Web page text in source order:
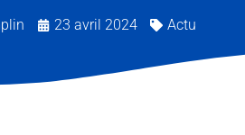
23 avril 2024 Actu